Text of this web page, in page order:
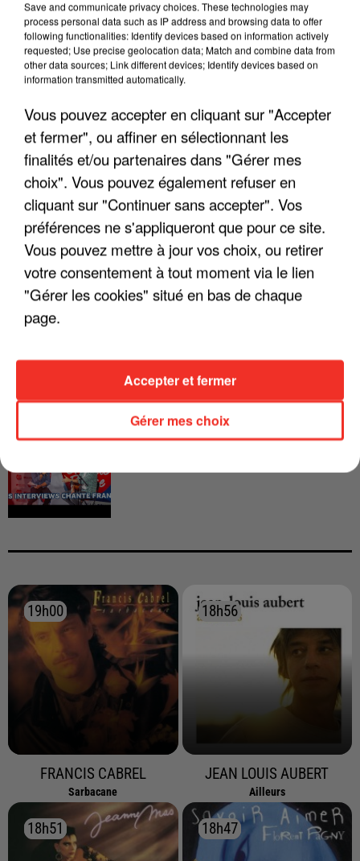
ENFOIRÉS"
"ON N'EST PAS DES PARENTS
PARFAITS"
INTERVIEW CHANTE FRANCE AVEC
VIANNEY
19h00
19h00
FRANCIS CABREL
Sarbacane
18h56
18h56
JEAN LOUIS AUBERT
Ailleurs
18h51
18h51 18h47
18h47
Save and communicate privacy choices. These technologies may
process personal data such as IP address and browsing data to offer
following functionalities: Identify devices based on information actively
requested; Use precise geolocation data; Match and combine data from
other data sources; Link different devices; Identify devices based on
information transmitted automatically.
Vous pouvez accepter en cliquant sur "Accepter
et fermer", ou affiner en sélectionnant les
finalités et/ou partenaires dans "Gérer mes
choix". Vous pouvez également refuser en
cliquant sur "Continuer sans accepter". Vos
préférences ne s'appliqueront que pour ce site.
Vous pouvez mettre à jour vos choix, ou retirer
votre consentement à tout moment via le lien
"Gérer les cookies" situé en bas de chaque
page.
Gérer mes choix
Accepter et fermer